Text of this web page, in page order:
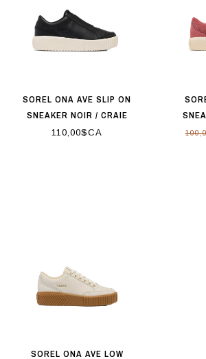
SOREL ONA AVE SLIP ON
SNEAKER NOIR / CRAIE
110,00$CA
SOREL ONA AVE LOW